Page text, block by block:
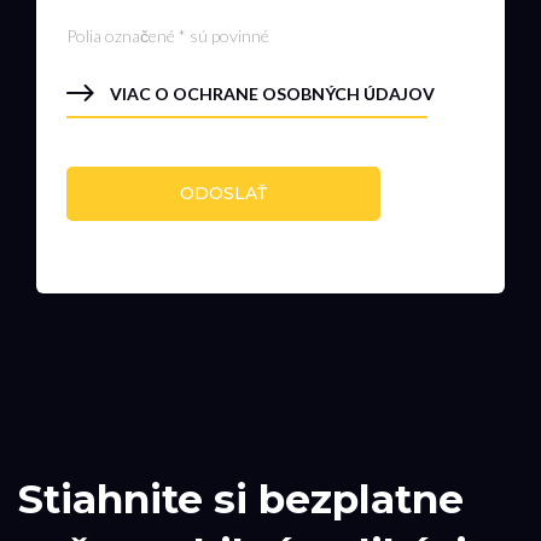
Polia označené * sú povinné
VIAC O OCHRANE OSOBNÝCH ÚDAJOV
ODOSLAŤ
Stiahnite si bezplatne